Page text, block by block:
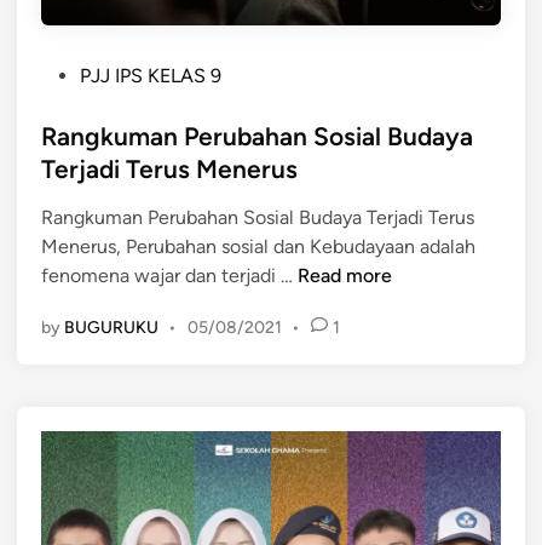
s
t
d
i
n
PJJ IPS KELAS 9
Rangkuman Perubahan Sosial Budaya
Terjadi Terus Menerus
Rangkuman Perubahan Sosial Budaya Terjadi Terus
Menerus, Perubahan sosial dan Kebudayaan adalah
fenomena wajar dan terjadi … R
n
m
a
n
P
Read more
by BUGURUKU • 05/08/2021 • 1